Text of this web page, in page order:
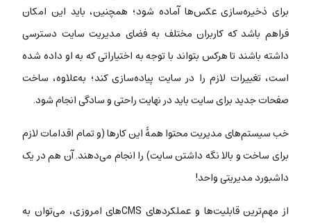
برای ذخیره‌سازی عکس‌ها آماده شود؛ همچنین، باید این امکان
فراهم باشد که کاربران مختلف به فضای مدیریت سایت دسترسی
داشته باشند تا هرکس بتواند با توجه به اختیاراتی که به او داده شده
است، تغییرات لازم را در سایت پیاده‌سازی کند؛ به‌علاوه، ساخت
صفحات جدید برای سایت باید در نهایت راحتی و سادگی انجام شود.
خب سیستم‌های مدیریت محتوا همۀ این کارها (و تمام اقدامات لازم
برای ساخت و بالا نگه داشتن سایت) را انجام می‌دهند. آن هم در یک
داشبورد مدیریتی واحد!
از مهم‌ترین قابلیت‌ها و عملکردهای CMS‌های امروزی، می‌توان به